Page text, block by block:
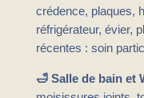
crédence, plaques,
réfrigérateur, évier,
récentes : soin
🛁 Salle de bain et